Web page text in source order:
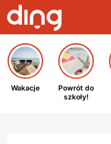
Wakacje
Powrót do
szkoły!